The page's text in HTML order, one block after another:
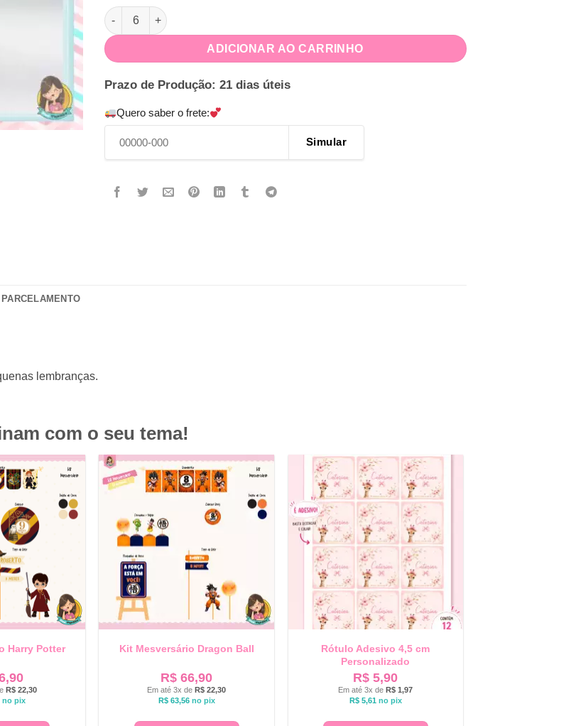
Caixa Carrinho Ursinha Princesa quantidade
ADICIONAR AO CARRINHO
Prazo de Produção: 21 dias úteis
Quero saber o frete:
Simular
PARCELAMENTO
lembranças.
com o seu tema!
Harry Potter
R$22,30
no pix
Kit Mesversário Dragon Ball
R$ 66,90
Em até 3x deR$ 22,30
R$63,56 no pix
Rótulo Adesivo 4,5 cm
Personalizado
R$ 5,90
Em até 3x deR$ 1,97
R$5,61 no pix